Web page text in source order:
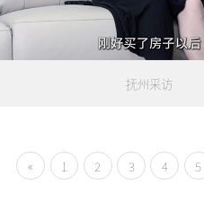
抚州采访
« 1 2 3 4 5